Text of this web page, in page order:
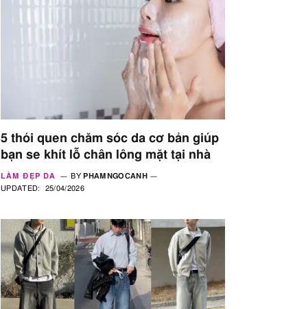
5 thói quen chăm sóc da cơ bản giúp
bạn se khít lỗ chân lông mặt tại nhà
LÀM ĐẸP DA BY PHAMNGOCANH
UPDATED:
25/04/2026